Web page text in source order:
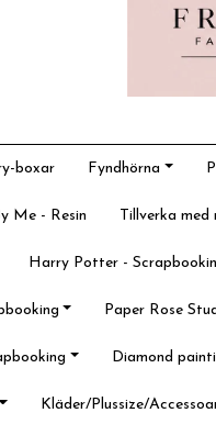
boxar Fyndhörna
Me - Resin Tillverka med
Harry Potter -
Paper Rose
Diamond
Kläder/Plussize/